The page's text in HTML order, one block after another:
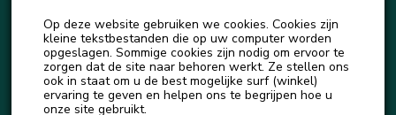
BLOG
NOTICIAS
Mi monedero
Detalles de la cuenta
Salir
Op deze website gebruiken we cookies. Cookies zijn
kleine tekstbestanden die op uw computer worden
opgeslagen. Sommige cookies zijn nodig om ervoor te
zorgen dat de site naar behoren werkt. Ze stellen ons
ook in staat om u de best mogelijke surf (winkel)
ervaring te geven en helpen ons te begrijpen hoe u
onze site gebruikt.